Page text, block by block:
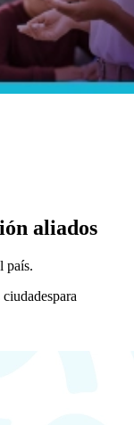
aliados
país.
para